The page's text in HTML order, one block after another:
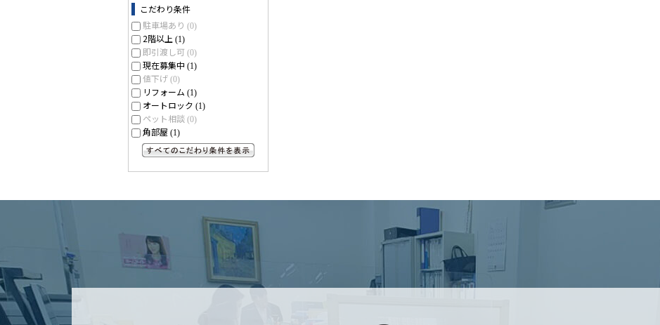
こだわり条件
駐車場あり (0)
2階以上 (1)
即引渡し可 (0)
現在募集中 (1)
値下げ (0)
リフォーム (1)
オートロック (1)
ペット相談 (0)
角部屋 (1)